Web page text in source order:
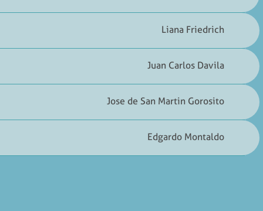
Liana Friedrich
Juan Carlos Davila
Jose de San Martin Gorosito
Edgardo Montaldo